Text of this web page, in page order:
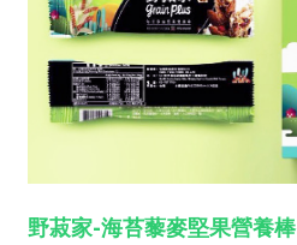
野菽家-海苔藜麥堅果營養棒